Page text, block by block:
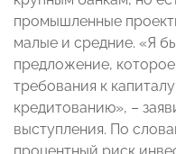
промышленные
малые и средние. «Я
предложение,
требования к
кредитованию», –
выступления. По